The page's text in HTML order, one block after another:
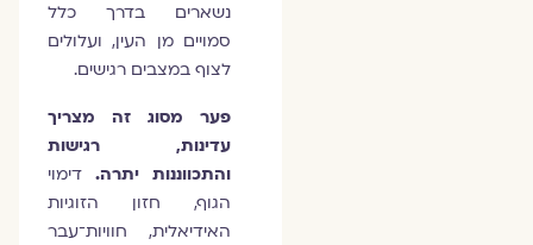
נשארים בדרך כלל
סמויים מן העין, ועלולים
לצוף במצבים רגישים.
פער מסוג זה מצריך
עדינות, רגישות
והתכווננות יתרה.דימוי
הגוף, חזון הזוגיות
האידיאלית, חוויות־עבר